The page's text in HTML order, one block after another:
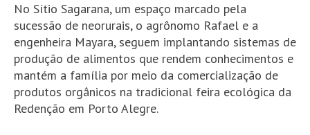
No Sítio Sagarana, um espaço marcado pela
sucessão de neorurais, o agrônomo Rafael e a
engenheira Mayara, seguem implantando sistemas de
produção de alimentos que rendem conhecimentos e
mantém a família por meio da comercialização de
produtos orgânicos na tradicional feira ecológica da
Redenção em Porto Alegre.